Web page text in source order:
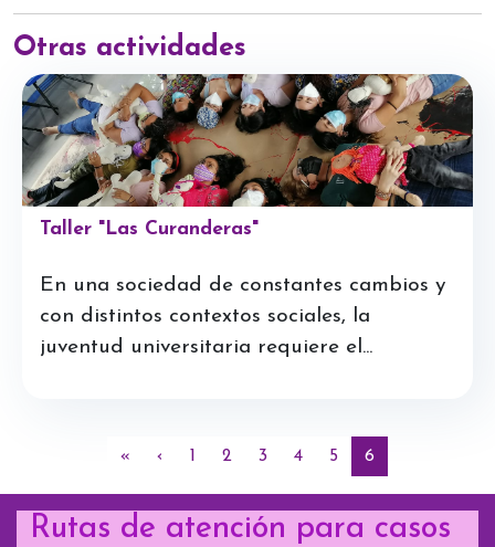
Otras actividades
Taller "Las Curanderas"
En una sociedad de constantes cambios y
con distintos contextos sociales, la
juventud universitaria requiere el...
PaginaciónPrimera página
« Página anterior
‹ Página
1 Página
2 Página
3 Página
4 Página
5 Página actual
6
Rutas de atención para casos